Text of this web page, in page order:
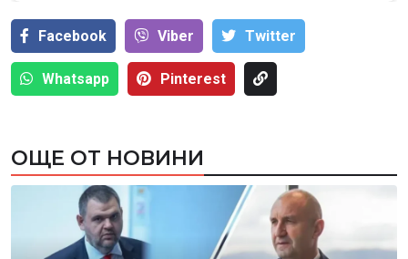
Facebook Viber Тwitter
Whatsapp Pinterest
ОЩЕ ОТ НОВИНИ